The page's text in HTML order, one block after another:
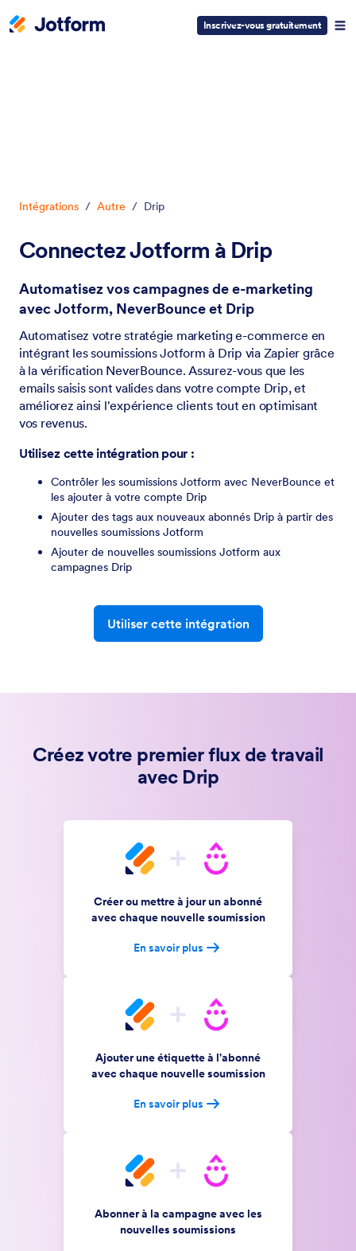
Inscrivez-vous gratuitement
Intégrations / Autre / Drip
Connectez Jotform à Drip
Automatisez vos campagnes de e-marketing
avec Jotform, NeverBounce et Drip
Automatisez votre stratégie marketing e-commerce en
intégrant les soumissions Jotform à Drip via Zapier grâce
à la vérification NeverBounce. Assurez-vous que les
emails saisis sont valides dans votre compte Drip, et
améliorez ainsi l'expérience clients tout en optimisant
vos revenus.
Utilisez cette intégration pour :
Contrôler les soumissions Jotform avec NeverBounce et
les ajouter à votre compte Drip
Ajouter des tags aux nouveaux abonnés Drip à partir des
nouvelles soumissions Jotform
Ajouter de nouvelles soumissions Jotform aux
campagnes Drip
Utiliser cette intégration
Créez votre premier flux de travail
avec Drip
Créer ou mettre à jour un abonné
avec chaque nouvelle soumission
En savoir plus
Ajouter une étiquette à l'abonné
avec chaque nouvelle soumission
En savoir plus
Abonner à la campagne avec les
nouvelles soumissions